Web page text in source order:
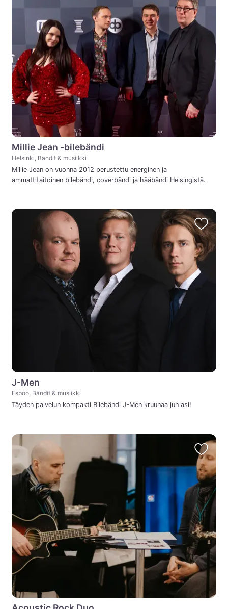
Millie Jean -bilebändi
Helsinki, Bändit & musiikki
Millie Jean on vuonna 2012 perustettu energinen ja
ammattitaitoinen bilebändi, coverbändi ja hääbändi Helsingistä.
J-Men
Espoo, Bändit & musiikki
Täyden palvelun kompakti Bilebändi J-Men kruunaa juhlasi!